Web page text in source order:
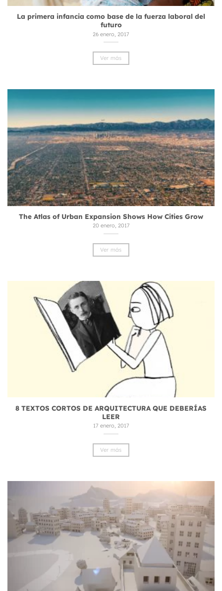
La primera infancia como base de la fuerza laboral del
futuro
26 enero, 2017
Ver más
The Atlas of Urban Expansion Shows How Cities Grow
20 enero, 2017
Ver más
8 TEXTOS CORTOS DE ARQUITECTURA QUE DEBERÍAS
LEER
17 enero, 2017
Ver más